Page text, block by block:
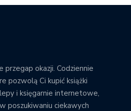
przegap okazji. Codziennie
pozwolą Ci kupić książki
i księgarnie internetowe,
poszukiwaniu ciekawych